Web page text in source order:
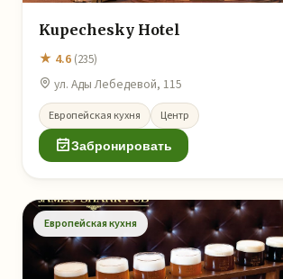
Kupechesky Hotel
★ 4.6 (235)
ул. Ады Лебедевой, 115
Европейская кухня Центр
Забронировать
Европейская кухня